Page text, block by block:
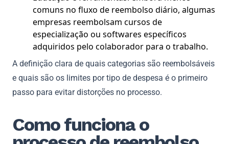
comuns no fluxo de reembolso diário, algumas
empresas reembolsam cursos de
especialização ou softwares específicos
adquiridos pelo colaborador para o trabalho.
A definição clara de quais categorias são reembolsáveis
e quais são os limites por tipo de despesa é o primeiro
passo para evitar distorções no processo.
Como funciona o